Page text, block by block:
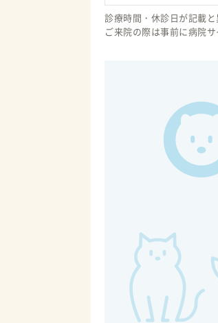
診療時間・休診日が記載と
ご来院の際は事前に病院